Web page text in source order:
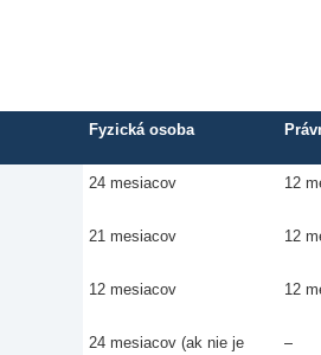
Fyzická osoba
24 mesiacov 12
21 mesiacov 12
12 mesiacov 12
24 mesiacov (ak nie je
–